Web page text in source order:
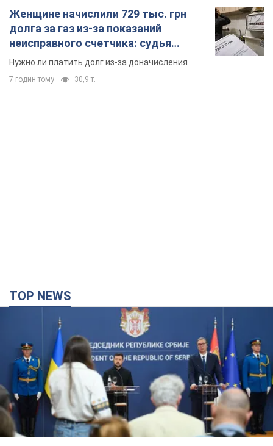
Женщине начислили 729 тыс. грн
долга за газ из-за показаний
неисправного счетчика: судья
вынес неожиданное решение
Нужно ли платить долг из-за доначисления
7 годин тому 30,9 т.
TOP NEWS